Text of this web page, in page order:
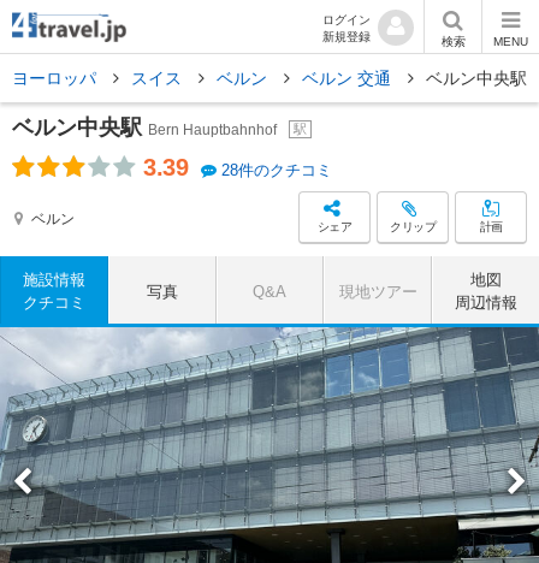
ログイン
新規登録
検索 MENU
ヨーロッパ スイス ベルン ベルン 交通 ベルン中央駅
ベルン中央駅 Bern Hauptbahnhof 駅
3.39 28件のクチコミ
ベルン シェア クリップ 計画
施設情報
クチコミ
写真 Q&A 現地ツアー
地図
周辺情報